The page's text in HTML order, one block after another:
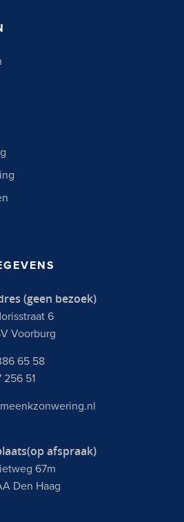
(geen bezoek)
6
Voorburg
65 58
51
afspraak)
67m
Den Haag